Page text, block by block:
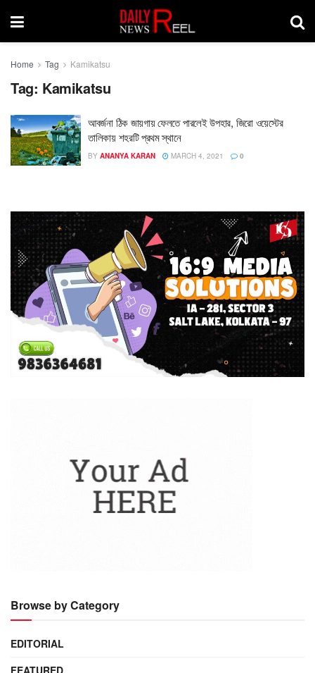
Home Tag Kamikatsu
Tag: Kamikatsu
আবর্জনা ঠিক জায়গায় ফেলতে পারলেই উপহার, জিরো ওয়েস্টের
তালিকায় শহরটি প্রথম স্থানে
BY ANANYA KARAN MARCH 4, 2021 0
Browse by Category
EDITORIAL
FEATURED